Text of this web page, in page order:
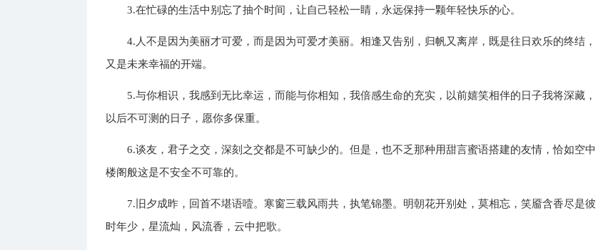
3.在忙碌的生活中别忘了抽个时间，让自己轻松一睛，永远保持一颗年轻快乐的心。
4.人不是因为美丽才可爱，而是因为可爱才美丽。相逢又告别，归帆又离岸，既是往日欢乐的终结，
又是未来幸福的开端。
5.与你相识，我感到无比幸运，而能与你相知，我倍感生命的充实，以前嬉笑相伴的日子我将深藏，
以后不可测的日子，愿你多保重。
6.谈友，君子之交，深刻之交都是不可缺少的。但是，也不乏那种用甜言蜜语搭建的友情，恰如空中
楼阁般这是不安全不可靠的。
7.旧夕成昨，回首不堪语噎。寒窗三载风雨共，执笔锦墨。明朝花开别处，莫相忘，笑靥含香尽是彼
时年少，星流灿，风流香，云中把歌。